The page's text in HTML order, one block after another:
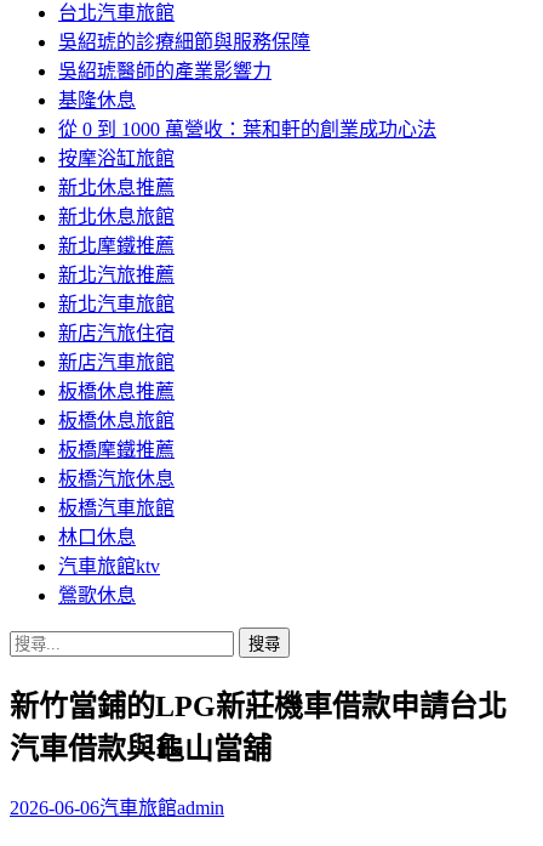
台北汽車旅館
吳紹琥的診療細節與服務保障
吳紹琥醫師的產業影響力
基隆休息
從 0 到 1000 萬營收：葉和軒的創業成功心法
按摩浴缸旅館
新北休息推薦
新北休息旅館
新北摩鐵推薦
新北汽旅推薦
新北汽車旅館
新店汽旅住宿
新店汽車旅館
板橋休息推薦
板橋休息旅館
板橋摩鐵推薦
板橋汽旅休息
板橋汽車旅館
林口休息
汽車旅館ktv
鶯歌休息
搜
關
鍵
字:
新竹當鋪的LPG新莊機車借款申請台北
汽車借款與龜山當舖
2026-06-06汽車旅館admin